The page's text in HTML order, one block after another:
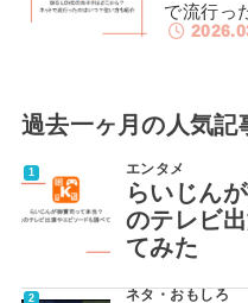
で流行っ
過去一ヶ月の人気記
エンタメ
らいじん
のテレビ
てみた
ネタ・おもしろ